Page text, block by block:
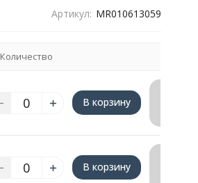
Артикул: MR010613059
Количество
В корзину
В корзину